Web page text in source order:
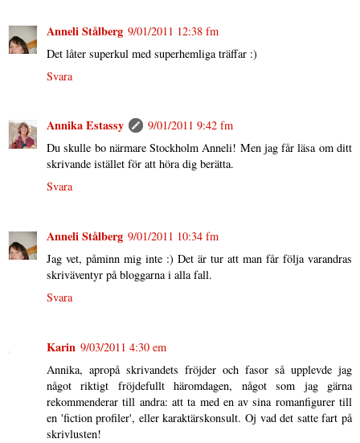
Anneli Stålberg 9/01/2011 12:38 fm
Det låter superkul med superhemliga träffar :)
Svara
Annika Estassy
9/01/2011 9:42 fm
Du skulle bo närmare Stockholm Anneli! Men jag får läsa om ditt
skrivande istället för att höra dig berätta.
Svara
Anneli Stålberg 9/01/2011 10:34 fm
Jag vet, påminn mig inte :) Det är tur att man får följa varandras
skriväventyr på bloggarna i alla fall.
Svara
Karin 9/03/2011 4:30 em
Annika, apropå skrivandets fröjder och fasor så upplevde jag
något riktigt fröjdefullt häromdagen, något som jag gärna
rekommenderar till andra: att ta med en av sina romanfigurer till
en 'fiction profiler', eller karaktärskonsult. Oj vad det satte fart på
skrivlusten!